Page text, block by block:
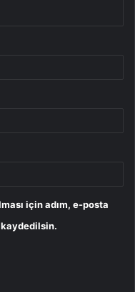
için adım, e-posta
kaydedilsin.